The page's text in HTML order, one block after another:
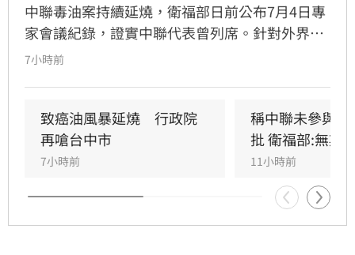
中聯毒油案持續延燒，衛福部日前公布7月4日專
家會議紀錄，證實中聯代表曾列席。針對外界質
疑，與會的台大教授蘇南維還原現場，強調專家
演變為政治議題，並解釋當初主張「20%下架標
準」是基於營養標示的務實考量。（記者：簡浩
正）
7小時前
致癌油風暴延燒　行政院
再嗆台中市
7小時前
稱中聯未參與
批 衛福部:無欺
11小時前